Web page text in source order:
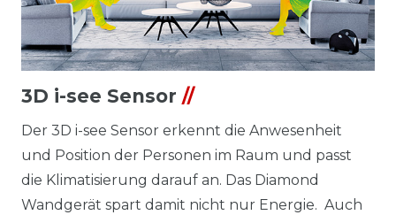
3D i-see Sensor //
Der 3D i-see Sensor erkennt die Anwesenheit
und Position der Personen im Raum und passt
die Klimatisierung darauf an. Das Diamond
Wandgerät spart damit nicht nur Energie. ­ Auch